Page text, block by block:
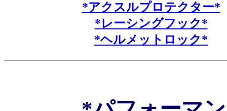
*アクスルプロテクター*
*レーシングフック*
*ヘルメットロック*